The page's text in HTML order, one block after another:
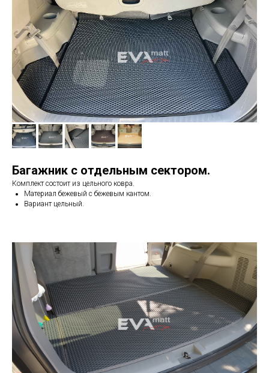
Багажник с отдельным сектором.
Комплект состоит из цельного ковра.
Материал бежевый с бежевым кантом.
Вариант цельный.